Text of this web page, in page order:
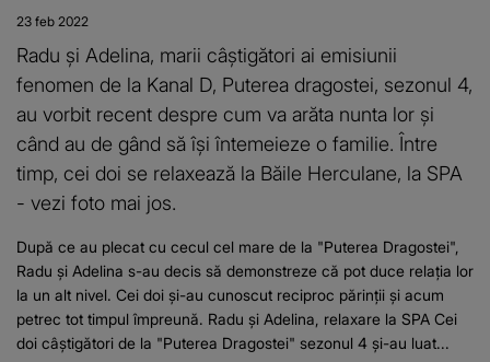
23 feb 2022
Radu și Adelina, marii câștigători ai emisiunii
fenomen de la Kanal D, Puterea dragostei, sezonul 4,
au vorbit recent despre cum va arăta nunta lor și
când au de gând să își întemeieze o familie. Între
timp, cei doi se relaxează la Băile Herculane, la SPA
- vezi foto mai jos.
După ce au plecat cu cecul cel mare de la "Puterea Dragostei",
Radu și Adelina s-au decis să demonstreze că pot duce relația lor
la un alt nivel. Cei doi și-au cunoscut reciproc părinții și acum
petrec tot timpul împreună. Radu și Adelina, relaxare la SPA Cei
doi câștigători de la "Puterea Dragostei" sezonul 4 și-au luat...